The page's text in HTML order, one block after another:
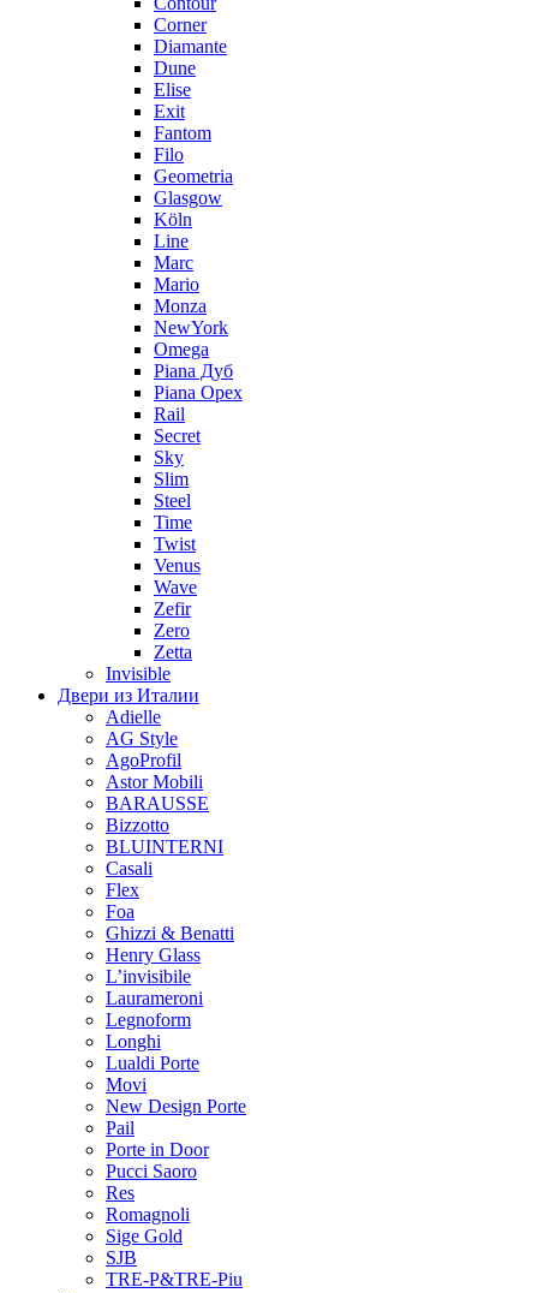
Corner
Diamante
Dune
Elise
Exit
Fantom
Filo
Geometria
Glasgow
Köln
Line
Marc
Mario
Monza
NewYork
Omega
Piana Дуб
Piana Орех
Rail
Secret
Sky
Slim
Steel
Time
Twist
Venus
Wave
Zefir
Zero
Zetta
Invisible
Двери из Италии
Adielle
AG Style
AgoProfil
Astor Mobili
BARAUSSE
Bizzotto
BLUINTERNI
Casali
Flex
Foa
Ghizzi & Benatti
Henry Glass
L’invisibile
Laurameroni
Legnoform
Longhi
Lualdi Porte
Movi
New Design Porte
Pail
Porte in Door
Pucci Saoro
Res
Romagnoli
Sige Gold
SJB
TRE-P&TRE-Piu